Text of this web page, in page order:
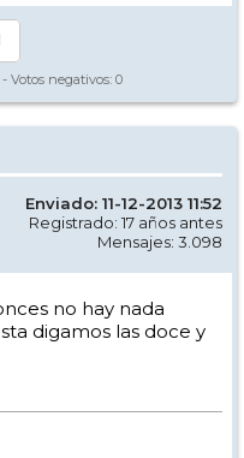
- Votos negativos: 0
Enviado: 11-12-2013 11:52
Registrado: 17 años antes
Mensajes: 3.098
no hay nada
digamos las doce y